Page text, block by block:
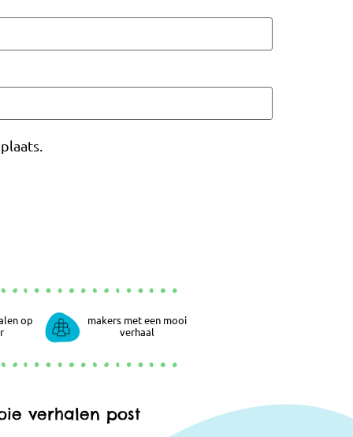
op
makers met een mooi
verhaal
verhalen post